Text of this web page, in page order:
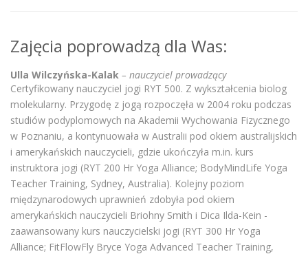
Zajęcia poprowadzą dla Was:
Ulla Wilczyńska-Kalak – nauczyciel prowadzący
Certyfikowany nauczyciel jogi RYT 500. Z wykształcenia biolog
molekularny. Przygodę z jogą rozpoczęła w 2004 roku podczas
studiów podyplomowych na Akademii Wychowania Fizycznego
w Poznaniu, a kontynuowała w Australii pod okiem australijskich
i amerykańskich nauczycieli, gdzie ukończyła m.in. kurs
instruktora jogi (RYT 200 Hr Yoga Alliance; BodyMindLife Yoga
Teacher Training, Sydney, Australia). Kolejny poziom
międzynarodowych uprawnień zdobyła pod okiem
amerykańskich nauczycieli Briohny Smith i Dica Ilda-Kein -
zaawansowany kurs nauczycielski jogi (RYT 300 Hr Yoga
Alliance; FitFlowFly Bryce Yoga Advanced Teacher Training,